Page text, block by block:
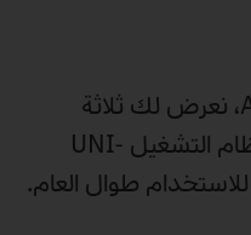
في أكبر معرض ألماني للتقنيات الزراعية، AGRITECHNICA، نعرض لك ثلاثة
منتجات زراعية متعددة الإمكانيات وعالية التخصص، مع نظام التشغيل UNI-